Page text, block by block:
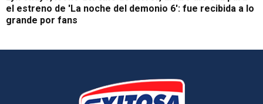
el estreno de 'La noche del demonio 6': fue recibida a lo
grande por fans